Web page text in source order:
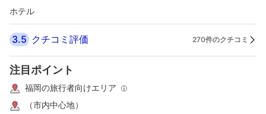
ホテル
3.5 クチコミ評価 270件のクチコミ
注目ポイント
福岡の旅行者向けエリア
（市内中心地）